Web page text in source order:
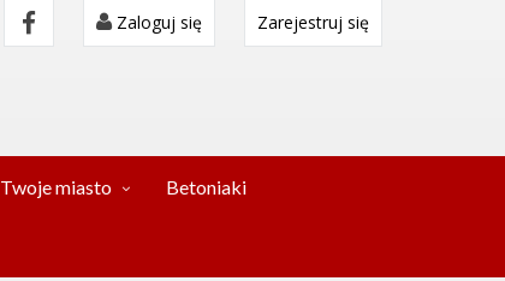
Zaloguj się Zarejestruj się
Twoje miasto Betoniaki